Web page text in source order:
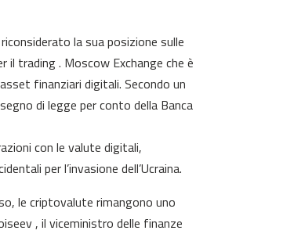
la sua posizione sulle
il trading . Moscow Exchange che è
finanziari digitali. Secondo un
di legge per conto della Banca
con le valute digitali,
per l’invasione dell’Ucraina.
le criptovalute rimangono uno
, il viceministro delle finanze